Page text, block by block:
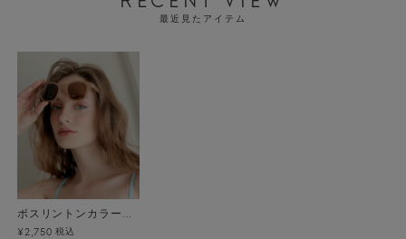
最近見たアイテム
ボスリントンカラーグラス メール便
¥2,750 税込